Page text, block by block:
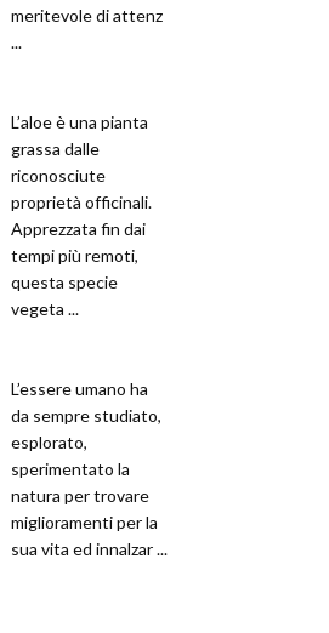
meritevole di attenz
...
L’aloe è una pianta
grassa dalle
riconosciute
proprietà officinali.
Apprezzata fin dai
tempi più remoti,
questa specie
vegeta ...
L’essere umano ha
da sempre studiato,
esplorato,
sperimentato la
natura per trovare
miglioramenti per la
sua vita ed innalzar ...